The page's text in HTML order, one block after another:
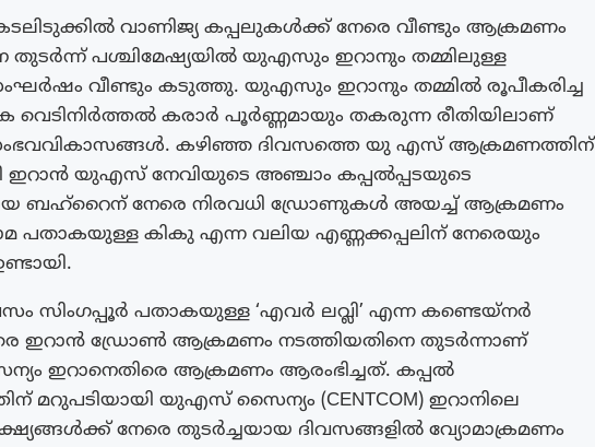
വാണിജ്യ കപ്പലുകൾക്ക് നേരെ വീണ്ടും ആക്രമണം
തുടർന്ന് പശ്ചിമേഷ്യയിൽ യുഎസും ഇറാനും തമ്മിലുള്ള
വീണ്ടും കടുത്തു. യുഎസും ഇറാനും തമ്മിൽ രൂപീകരിച്ച
വെടിനിർത്തൽ കരാർ പൂർണ്ണമായും തകരുന്ന രീതിയിലാണ്
കഴിഞ്ഞ ദിവസത്തെ യു എസ് ആക്രമണത്തിന്
ഇറാൻ യുഎസ് നേവിയുടെ അഞ്ചാം കപ്പൽപ്പടയുടെ
ബഹ്‌റൈന് നേരെ നിരവധി ഡ്രോണുകൾ അയച്ച് ആക്രമണം
പതാകയുള്ള കികു എന്ന വലിയ എണ്ണക്കപ്പലിന് നേരെയും
സിംഗപ്പൂർ പതാകയുള്ള ‘എവർ ലവ്ലി’ എന്ന കണ്ടെയ്നർ
ഇറാൻ ഡ്രോൺ ആക്രമണം നടത്തിയതിനെ തുടർന്നാണ്
ഇറാനെതിരെ ആക്രമണം ആരംഭിച്ചത്. കപ്പൽ
മറുപടിയായി യുഎസ് സൈന്യം (CENTCOM) ഇറാനിലെ
നേരെ തുടർച്ചയായ ദിവസങ്ങളിൽ വ്യോമാക്രമണം